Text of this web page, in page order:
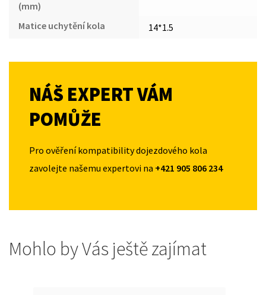
(mm)
Matice uchytění kola
14*1.5
NÁŠ EXPERT VÁM
POMŮŽE
Pro ověření kompatibility dojezdového kola
zavolejte našemu expertovi na +421 905 806 234
Mohlo by Vás ještě zajímat